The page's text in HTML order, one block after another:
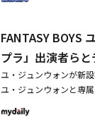
個人の働く権利を侵害
社であるCONTIと専属
O、POCKETDOL
判断を要請し、既存の
る」と伝えた。・
「現在進行中の法的紛
請求訴訟についても、
は、「裁判の過程にお
て所属事務所への復帰
償金額についての判断
たな所属事務所との契
ついて深い遺憾を表明
FANTASY BOYS
プラ」出演者ら
ユ・ジュンウォンが新
ユ・ジュンウォンと専
ユ・ジュンウォンが、